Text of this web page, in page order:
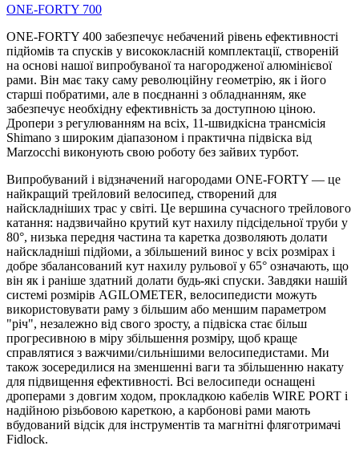
ONE-FORTY 700
ONE-FORTY 400 забезпечує небачений рівень ефективності
підйомів та спусків у висококласній комплектації, створеній
на основі нашої випробуваної та нагородженої алюмінієвої
рами. Він має таку саму революційну геометрію, як і його
старші побратими, але в поєднанні з обладнанням, яке
забезпечує необхідну ефективність за доступною ціною.
Дропери з регулюванням на всіх, 11-швидкісна трансмісія
Shimano з широким діапазоном і практична підвіска від
Marzocchi виконують свою роботу без зайвих турбот.
Випробуваний і відзначений нагородами ONE-FORTY — це
найкращий трейловий велосипед, створений для
найскладніших трас у світі. Це вершина сучасного трейлового
катання: надзвичайно крутий кут нахилу підсідельної труби у
80°, низька передня частина та каретка дозволяють долати
найскладніші підйоми, а збільшений винос у всіх розмірах і
добре збалансований кут нахилу рульової у 65° означають, що
він як і раніше здатний долати будь-які спуски. Завдяки нашій
системі розмірів AGILOMETER, велосипедисти можуть
використовувати раму з більшим або меншим параметром
"річ", незалежно від свого зросту, а підвіска стає більш
прогресивною в міру збільшення розміру, щоб краще
справлятися з важчими/сильнішими велосипедистами. Ми
також зосередилися на зменшенні ваги та збільшенню накату
для підвищення ефективності. Всі велосипеди оснащені
дроперами з довгим ходом, прокладкою кабелів WIRE PORT і
надійною різьбовою кареткою, а карбонові рами мають
вбудований відсік для інструментів та магнітні фляготримачі
Fidlock.